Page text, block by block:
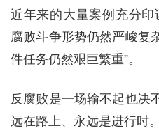
近年来的大量案例充分印
腐败斗争形势仍然严峻复
件任务仍然艰巨繁重”。
反腐败是一场输不起也决
远在路上、永远是进行时。